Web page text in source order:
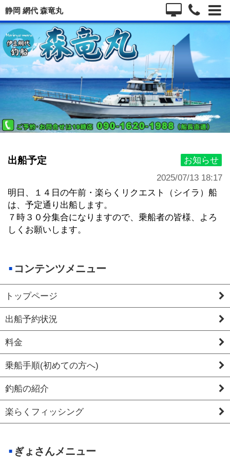
静岡 網代 森竜丸
お知らせ
出船予定
2025/07/13 18:17
明日、 １４日の午前・楽らくリクエスト（シイラ）船
は、予定通り出船します。
７時３０分集合になりますので、乗船者の皆様、よろ
しくお願いします。
コンテンツメニュー
トップページ
出船予約状況
料金
乗船手順(初めての方へ)
釣船の紹介
楽らくフィッシング
ぎょさんメニュー